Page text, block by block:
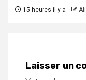
15 heures il y a
Laisser un